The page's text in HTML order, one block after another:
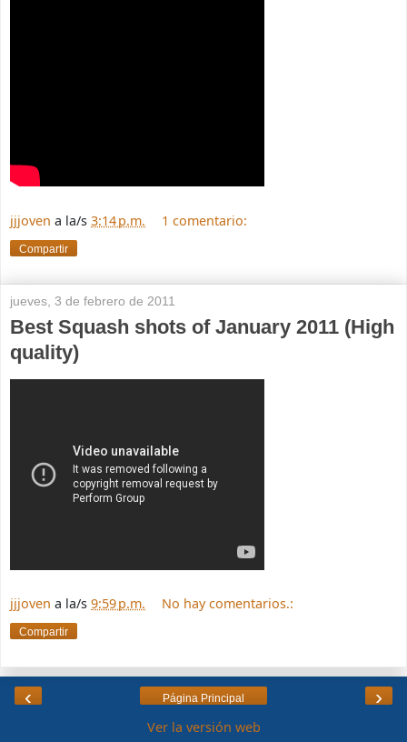
jjjoven a la/s 3:14 p.m. 1 comentario:
Compartir
jueves, 3 de febrero de 2011
Best Squash shots of January 2011 (High
quality)
jjjoven a la/s 9:59 p.m. No hay comentarios.:
Compartir
‹ ›
Página Principal
Ver la versión web